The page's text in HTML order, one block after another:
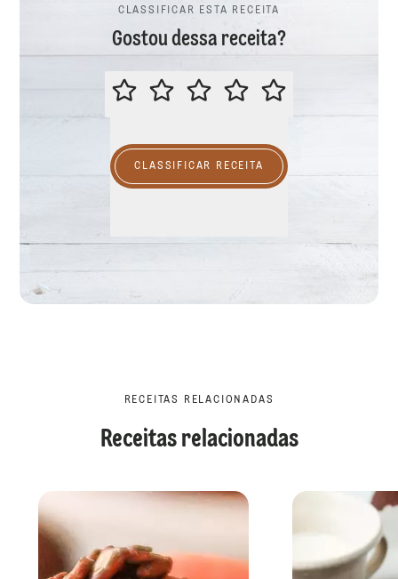
CLASSIFICAR ESTA RECEITA
Gostou dessa receita?
CLASSIFICAR ESTA RECEITA
CLASSIFICAR RECEITA
RECEITAS RELACIONADAS
Receitas relacionadas